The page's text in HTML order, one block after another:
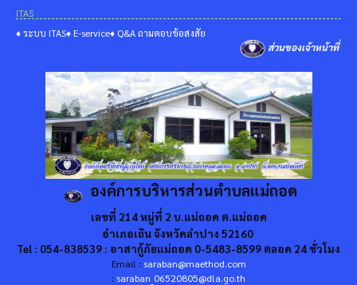
ITAS
♦ ระบบ ITAS♦ E-service♦ Q&A ถามตอบข้อสงสัย
ส่วนของเจ้าหน้าที่
องค์การบริหารส่วนตำบลแม่ถอด
เลขที่ 214 หมู่ที่ 2 บ.แม่ถอด ต.แม่ถอด
อำเภอเถิน จังหวัดลำปาง 52160
Tel : 054-838539 : อาสากู้ภัยแม่ถอด 0-5483-8599 ตลอด 24 ชั่วโมง
Email : saraban@maethod.com
: saraban_06520805@dla.go.th